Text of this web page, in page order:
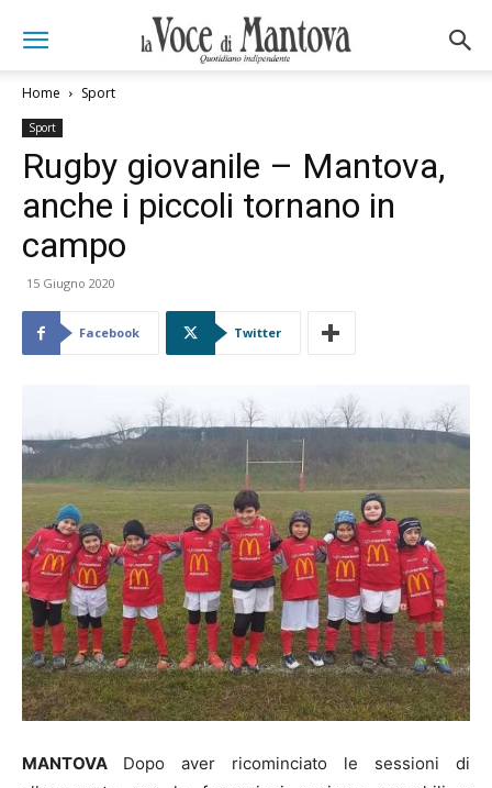
Home Sport
Sport
Rugby giovanile – Mantova,
anche i piccoli tornano in
campo
15 Giugno 2020
Facebook Twitter
MANTOVA Dopo aver ricominciato le sessioni di